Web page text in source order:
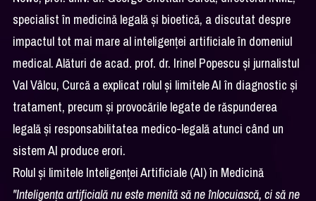
specialist în medicină legală și bioetică, a discutat despre
impactul tot mai mare al inteligenței artificiale în domeniul
medical. Alături de acad. prof. dr. Irinel Popescu și jurnalistul
Val Vâlcu, Curcă a explicat rolul și limitele AI în diagnostic și
tratament, precum și provocările legate de răspunderea
legală și responsabilitatea medico-legală atunci când un
sistem AI produce erori.
Rolul și limitele Inteligenței Artificiale (AI) în Medicină
"Inteligența artificială nu este menită să ne înlocuiască, ci să ne